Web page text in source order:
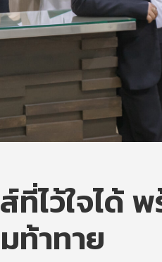
ที่ไว้ใจได้
ท้าทาย